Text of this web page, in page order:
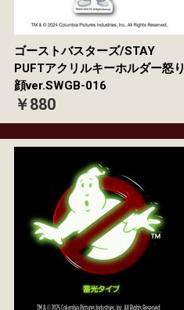
ゴーストバスターズ/STAY
PUFTアクリルキーホルダー怒り
顔ver.SWGB-016
￥880